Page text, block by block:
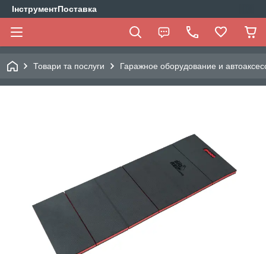
ІнструментПоставка
Товари та послуги Гаражное оборудование и